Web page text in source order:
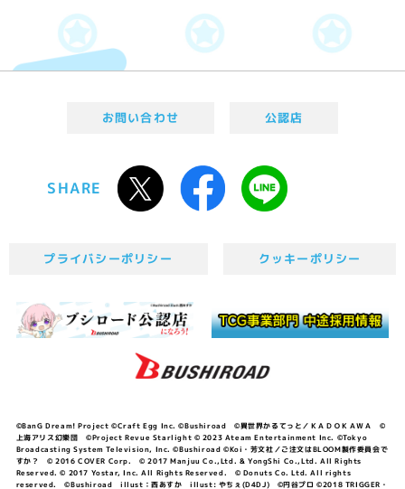
お問い合わせ 公認店
SHARE
プライバシーポリシー クッキーポリシー
©BanG Dream! Project ©Craft Egg Inc. ©Bushiroad ©異世界かるてっと／ＫＡＤＯＫＡＷＡ ©
上海アリス幻樂団 ©Project Revue Starlight © 2023 Ateam Entertainment Inc. ©Tokyo
Broadcasting System Television, Inc. ©Bushiroad ©Koi・芳文社／ご注文はBLOOM製作委員会で
すか？ © 2016 COVER Corp. © 2017 Manjuu Co.,Ltd. & YongShi Co.,Ltd. All Rights
Reserved. © 2017 Yostar, Inc. All Rights Reserved. © Donuts Co. Ltd. All rights
reserved. ©Bushiroad illust：西あすか illust: やちぇ(D4DJ) ©円谷プロ ©2018 TRIGGER・